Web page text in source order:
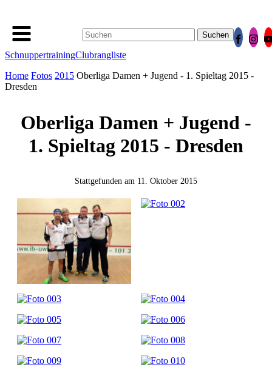
Suchen
nach:
SchnuppertrainingClubrangliste
Home Fotos 2015 Oberliga Damen + Jugend - 1. Spieltag 2015 -
Dresden
Oberliga Damen + Jugend -
1. Spieltag 2015 - Dresden
Stattgefunden am 11. Oktober 2015